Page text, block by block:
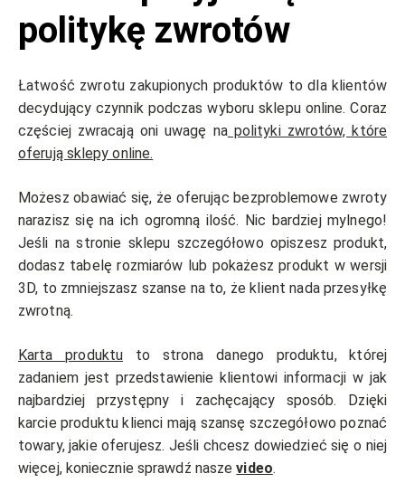
politykę zwrotów
Łatwość zwrotu zakupionych produktów to dla klientów
decydujący czynnik podczas wyboru sklepu online. Coraz
częściej zwracają oni uwagę napolityki zwrotów, które
oferują sklepy online.
Możesz obawiać się, że oferując bezproblemowe zwroty
narazisz się na ich ogromną ilość. Nic bardziej mylnego!
Jeśli na stronie sklepu szczegółowo opiszesz produkt,
dodasz tabelę rozmiarów lub pokażesz produkt w wersji
3D, to zmniejszasz szanse na to, że klient nada przesyłkę
zwrotną.
Karta produktu to strona danego produktu, której
zadaniem jest przedstawienie klientowi informacji w jak
najbardziej przystępny i zachęcający sposób. Dzięki
karcie produktu klienci mają szansę szczegółowo poznać
towary, jakie oferujesz. Jeśli chcesz dowiedzieć się o niej
więcej, koniecznie sprawdź naszevideo.